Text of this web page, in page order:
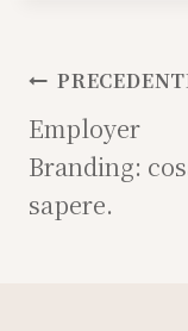
articoli
Employer
Branding:
sapere.